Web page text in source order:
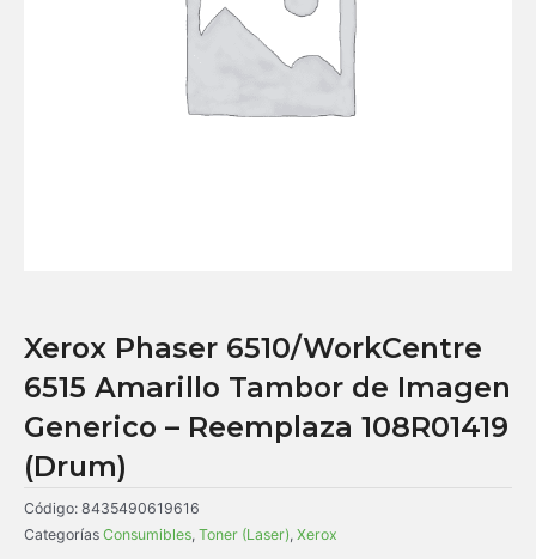
Xerox Phaser 6510/WorkCentre
6515 Amarillo Tambor de Imagen
Generico – Reemplaza 108R01419
(Drum)
Código: 8435490619616
Categorías Consumibles, Toner (Laser), Xerox